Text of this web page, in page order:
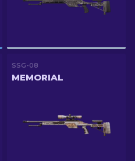
SSG-08
MEMORIAL